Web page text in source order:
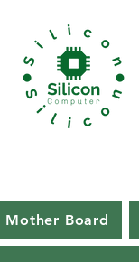
Mother Board